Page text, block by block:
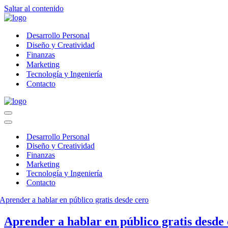
Saltar al contenido
Desarrollo Personal
Diseño y Creatividad
Finanzas
Marketing
Tecnología y Ingeniería
Contacto
Menú
de
Menú
navegaciónDesarrollo Personal
Diseño y Creatividad
Finanzas
Marketing
Tecnología y Ingeniería
Contacto
Aprender a hablar en público gratis desde